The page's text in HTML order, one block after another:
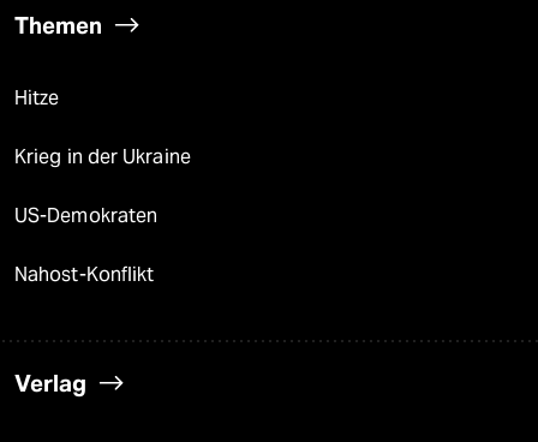
Themen
Hitze
Krieg in der Ukraine
US-Demokraten
Nahost-Konflikt
Verlag